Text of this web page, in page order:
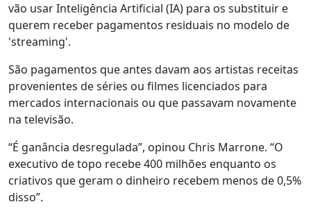
vão usar Inteligência Artificial (IA) para os substituir e
querem receber pagamentos residuais no modelo de
'streaming'.
São pagamentos que antes davam aos artistas receitas
provenientes de séries ou filmes licenciados para
mercados internacionais ou que passavam novamente
na televisão.
“É ganância desregulada”, opinou Chris Marrone. “O
executivo de topo recebe 400 milhões enquanto os
criativos que geram o dinheiro recebem menos de 0,5%
disso”.